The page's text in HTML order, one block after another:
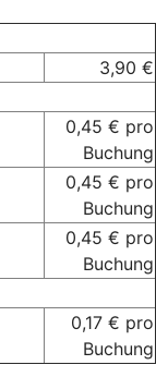
3,90 €
0,45 € pro
Buchung
0,45 € pro
Buchung
0,45 € pro
Buchung
0,17 € pro
Buchung